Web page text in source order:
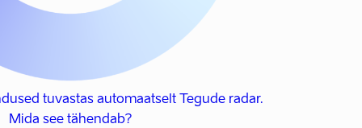
tuvastas automaatselt Tegude radar.
Mida see tähendab?